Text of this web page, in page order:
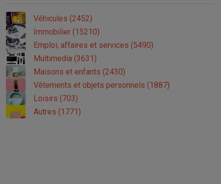
Véhicules (2452)
Immobilier (15210)
Emploi, affaires et services (5490)
Multimedia (3631)
Maisons et enfants (2430)
Vêtements et objets personnels (1887)
Loisirs (703)
Autres (1771)